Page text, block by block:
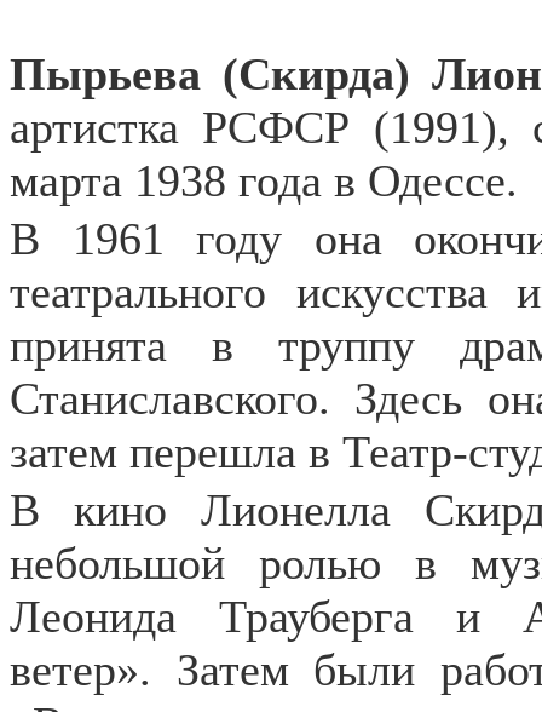
Пырьева (Скирда)
артистка РСФСР (1991),
марта 1938 года в Одессе.
В 1961 году она
театрального
принята в труппу
Станиславского. Здесь
затем перешла в Театр-
В кино Лионелла
небольшой ролью в
Леонида Трауберга и
ветер». Затем были